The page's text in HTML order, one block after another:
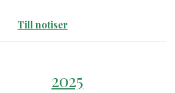
Till notiser
2025